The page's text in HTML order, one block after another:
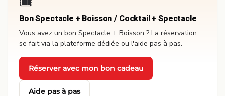
Bon Spectacle + Boisson / Cocktail + Spectacle
Vous avez un bon Spectacle + Boisson ? La réservation
se fait via la plateforme dédiée ou l'aide pas à pas.
Réserver avec mon bon cadeau
· Aide pas à pas